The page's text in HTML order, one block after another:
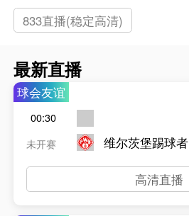
833直播(稳定高清)
最新直播
球会友谊
00:30
未开赛
维尔茨堡踢球者
高清直播